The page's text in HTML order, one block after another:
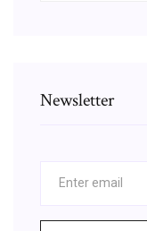
Newsletter